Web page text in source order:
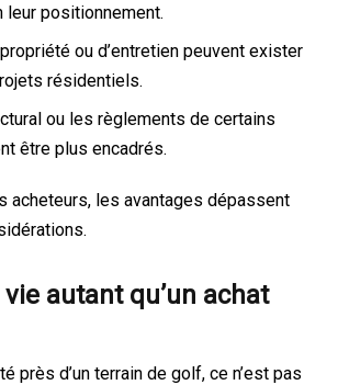
positionnement.
ou d’entretien peuvent exister
résidentiels.
ou les règlements de certains
être plus encadrés.
acheteurs, les avantages dépassent
autant qu’un achat
près d’un terrain de golf, ce n’est pas